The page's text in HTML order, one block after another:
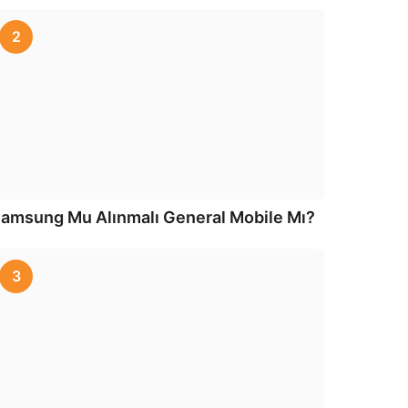
2
Mu Alınmalı General Mobile Mı?
3